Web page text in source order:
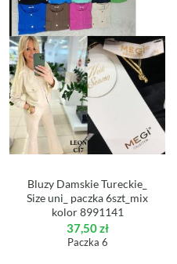
Bluzy Damskie Tureckie_
Size uni_ paczka 6szt_mix
kolor 8991141
37,50zł
Paczka 6